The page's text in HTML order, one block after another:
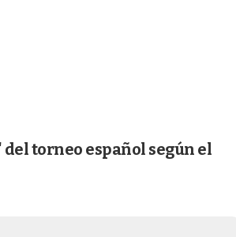
torneo español según el